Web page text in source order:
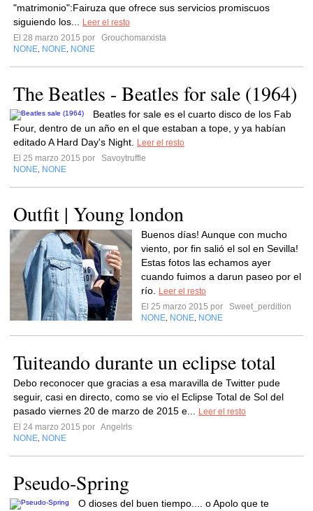
"matrimonio":Fairuza que ofrece sus servicios promiscuos
siguiendo los...
Leer el resto
El 28 marzo 2015 por
Grouchomarxista
NONE NONE NONE
The Beatles - Beatles for sale (1964)
Beatles for sale es el cuarto disco de los Fab
Four, dentro de un año en el que estaban a tope, y ya habían
editado A Hard Day's Night.
Leer el resto
El 25 marzo 2015 por
Savoytruffle
NONE NONE
Outfit | Young london
Buenos días! Aunque con mucho
viento, por fin salió el sol en Sevilla!
Estas fotos las echamos ayer
cuando fuimos a darun paseo por el
río.
Leer el resto
El 25 marzo 2015 por
Sweet_perdition
NONE NONE NONE
Tuiteando durante un eclipse total
Debo reconocer que gracias a esa maravilla de Twitter pude
seguir, casi en directo, como se vio el Eclipse Total de Sol del
pasado viernes 20 de marzo de 2015 e...
Leer el resto
El 24 marzo 2015 por Angelrls
NONE NONE
Pseudo-Spring
O dioses del buen tiempo.... o Apolo que te